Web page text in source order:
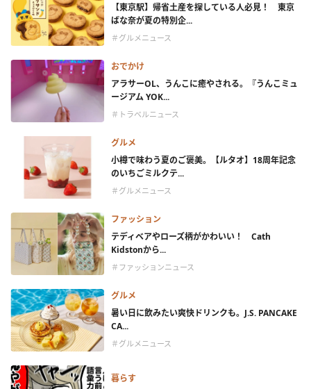
【東京駅】帰省土産を探している人必見！ 東京
ばな奈が夏の特別企...
＃グルメニュース
おでかけ
アラサーOL、うんこに癒やされる。『うんこミュ
ージアム YOK...
＃トラベルニュース
グルメ
小樽で味わう夏のご褒美。【ルタオ】18周年記念
のいちごミルクテ...
＃グルメニュース
ファッション
テディベアやローズ柄がかわいい！ Cath
Kidstonから...
＃ファッションニュース
グルメ
暑い日に飲みたい爽快ドリンクも。J.S. PANCAKE
CA...
＃グルメニュース
暮らす